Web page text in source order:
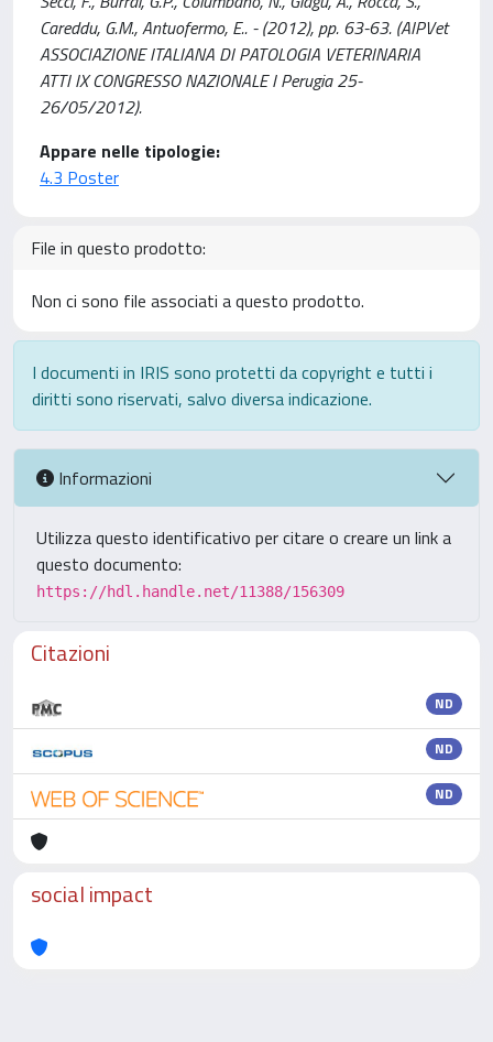
Careddu, G.M., Antuofermo, E.. - (2012), pp. 63-63. (AIPVet
ASSOCIAZIONE ITALIANA DI PATOLOGIA VETERINARIA
ATTI IX CONGRESSO NAZIONALE I Perugia 25-
26/05/2012).
Appare nelle tipologie:
4.3 Poster
File in questo prodotto:
Non ci sono file associati a questo prodotto.
I documenti in IRIS sono protetti da copyright e tutti i
diritti sono riservati, salvo diversa indicazione.
Informazioni
Utilizza questo identificativo per citare o creare un link a
questo documento:
https://hdl.handle.net/11388/156309
Citazioni
ND
ND
ND
social impact